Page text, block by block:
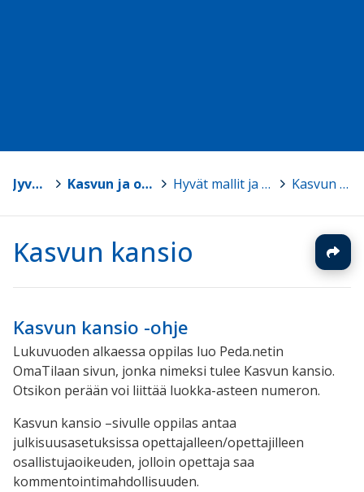
Jyväskylä Kasvun ja oppimisen TVT-tuki > Hyvät mallit ja pedagogiset ratkaisut > Kasvun kansio
Kasvun kansio
Kasvun kansio -ohje
Lukuvuoden alkaessa oppilas luo Peda.netin
OmaTilaan sivun, jonka nimeksi tulee Kasvun kansio.
Otsikon perään voi liittää luokka-asteen numeron.
Kasvun kansio –sivulle oppilas antaa
julkisuusasetuksissa opettajalleen/opettajilleen
osallistujaoikeuden, jolloin opettaja saa
kommentointimahdollisuuden.